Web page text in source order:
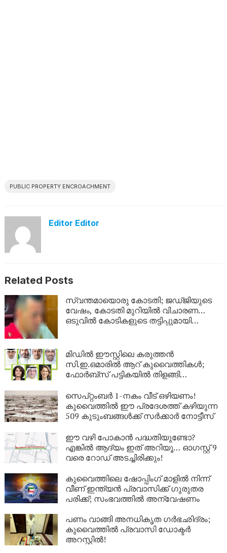
PUBLIC PROPERTY ENCROACHMENT
Editor Editor
Related Posts
സ്വന്തമായൊരു കോടതി; ജഡ്ജിയുടെ
വേഷം, കോടതി മുറിയിൽ വിചാരണ…
ഒടുവിൽ കോടികളുടെ തട്ടിപ്പുമായി
മിഡിൽ ഈസ്റ്റിലെ കരുത്തൻ
സി.ഇ.ഒമാരിൽ ആറ് കുവൈത്തികൾ;
ഫോർബ്സ് പട്ടികയിൽ തിളങ്ങി
സെപ്റ്റംബർ 1-നകം വീട് ഒഴിയണം!
കുവൈത്തിൽ ഈ പ്രദേശത്ത് കഴിയുന്ന
509 കുടുംബങ്ങൾക്ക് സർക്കാർ നോട്ടീസ്
ഈ വഴി പോകാൻ പദ്ധതിയുണ്ടോ?
എങ്കിൽ ആദ്യം ഇത് അറിയൂ… ഓഗസ്റ്റ് 9
വരെ റോഡ് അടച്ചിരിക്കും!
കുവൈത്തിലെ ഷോപ്പിംഗ് മാളിൽ നിന്ന്
വീണ് ഇന്ത്യൻ പ്രവാസിക്ക് ഗുരുതര
പരിക്ക്; സംഭവത്തിൽ അന്വേഷണം
പണം വാങ്ങി അനധികൃത ഗർഭഛിദ്രം;
കുവൈത്തിൽ പ്രവാസി ഡോക്ടർ
അറസ്റ്റിൽ!